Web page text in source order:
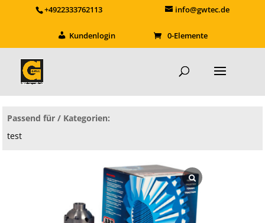
+4922333762113 info@gwtec.de
Kundenlogin 0-Elemente
Passend für / Kategorien:
test